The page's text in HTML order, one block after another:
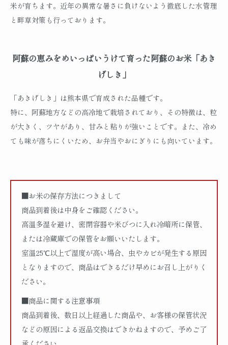
米が育ちます。近年の異常な暑さに負けないよう徹底した水管理
と畔草対策も行っております。
阿蘇の恵みをめいっぱいうけて育った阿蘇のお米「あき
げしき」
「あきげしき」は熊本県で育成された品種です。
特に、阿蘇地方などの高冷地で栽培されており、その特徴は、粒
が大きく、ツヤがあり、甘みと粘りが強いことです。また、冷め
ても味が落ちにくいため、お弁当やおにぎりにも向いています。
■お米の保存方法につきまして
商品到着後は中身をご確認ください。
高温多湿を避け、密閉容器や米びつに入れ冷暗所に保管、
または冷蔵庫での保管をお願いいたします。
室温25℃以上で湿度が高い場合、虫やカビが発生する原因
となりますので、商品はできるだけ早めにお召し上がりく
ださい。
■商品に関する注意事項
商品到着後、数日以上経過した商品や、お客様の保管状況
などの原因による返品交換はできかねますので、予めご了